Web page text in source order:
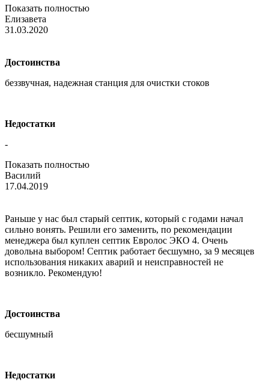
Показать полностью
Елизавета
31.03.2020
Достоинства
беззвучная, надежная станция для очистки стоков
Недостатки
-
Показать полностью
Василий
17.04.2019
Раньше у нас был старый септик, который с годами начал
сильно вонять. Решили его заменить, по рекомендации
менеджера был куплен септик Евролос ЭКО 4. Очень
довольна выбором! Септик работает бесшумно, за 9 месяцев
использования никаких аварий и неисправностей не
возникло. Рекомендую!
Достоинства
бесшумный
Недостатки